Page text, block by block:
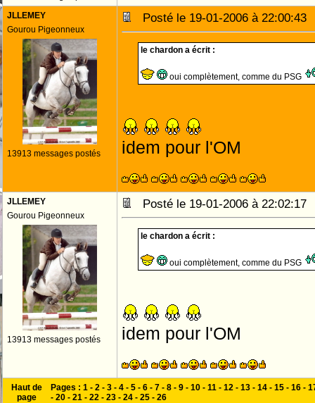
JLLEMEY
Gourou Pigeonneux
13913 messages postés
Posté le 19-01-2006 à
le chardon a écrit :
oui complètement, comme du PSG
idem pour l'OM
JLLEMEY
Gourou Pigeonneux
13913 messages postés
Posté le 19-01-2006 à
le chardon a écrit :
oui complètement, comme du PSG
idem pour l'OM
Haut de
page
Pages : 1 - 2 - 3 - 4 - 5 - 6 - 7 - 8 - 9 - 10 - 11 - 12 - 13 - 14 - 15 - 16 -
- 20 - 21 - 22 - 23 - 24 - 25 - 26